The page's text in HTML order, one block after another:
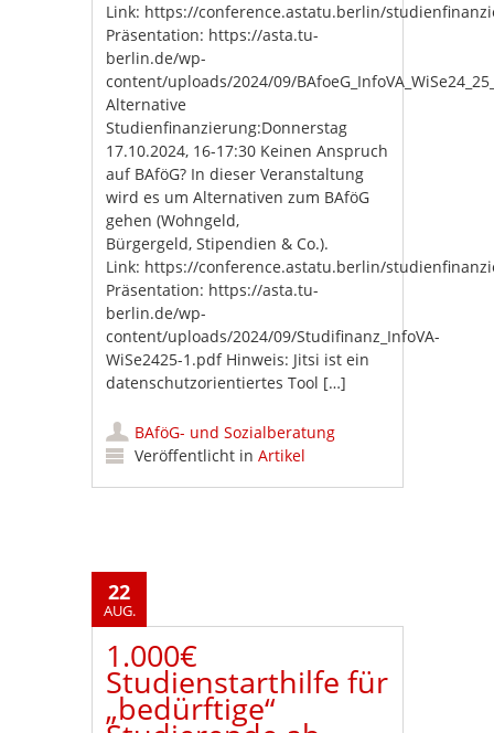
Link: https://conference.astatu.berlin/
Präsentation: https://asta.tu-
berlin.de/wp-
content/uploads/2024/09/
Alternative
Studienfinanzierung:Donnerstag
17.10.2024, 16-17:30 Keinen Anspruch
auf BAföG? In dieser Veranstaltung
wird es um Alternativen zum BAföG
gehen (Wohngeld,
Bürgergeld, Stipendien & Co.).
Link: https://conference.astatu.berlin/
Präsentation: https://asta.tu-
berlin.de/wp-
content/uploads/2024/09/Studifinanz_InfoVA-
WiSe2425-1.pdf Hinweis: Jitsi ist ein
datenschutzorientiertes Tool […]
BAföG- und Sozialberatung
Veröffentlicht inArtikel
22
AUG.
1.000€
Studienstarthilfe für
„bedürftige“